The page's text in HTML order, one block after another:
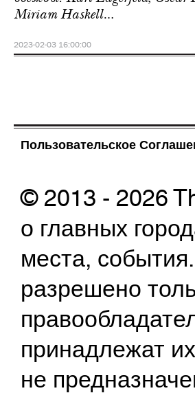
Miriam Haskell…
2023-02-03 16:00:00
Пользовательское
© 2013 - 2026
о главных
места,
разрешено
принадлежат
не